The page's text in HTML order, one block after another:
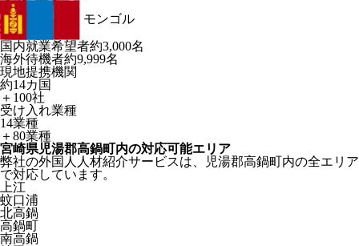
モンゴル
国内就業希望者約3,000名
海外待機者約9,999名
現地提携機関
約14カ国
＋100社
受け入れ業種
14業種
＋80業種
宮崎県児湯郡高鍋町内の対応可能エリア
弊社の外国人人材紹介サービスは、児湯郡高鍋町内の全エリア
で対応しています。
上江
蚊口浦
北高鍋
高鍋町
南高鍋